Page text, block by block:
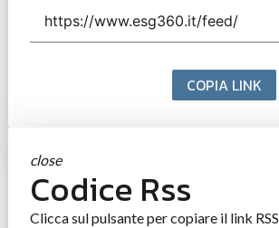
COPIA LINK
close
Codice Rss
Clicca sul pulsante per copiare il link RSS